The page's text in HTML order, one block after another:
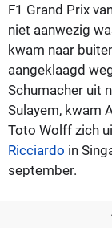
F1 Grand Prix
niet aanwezig
kwam naar
aangeklaagd
Schumacher uit
Sulayem, kwam
Toto Wolff zich
Ricciardo in
september.